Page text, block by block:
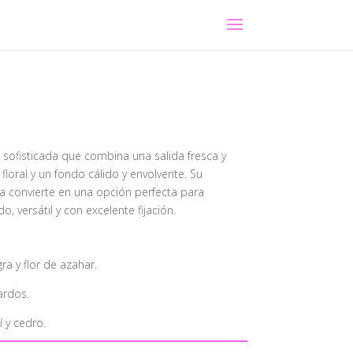
que combina una salida fresca y
y un fondo cálido y envolvente. Su
convierte en una opción perfecta para
versátil y con excelente fijación.
y flor de azahar.
y cedro.